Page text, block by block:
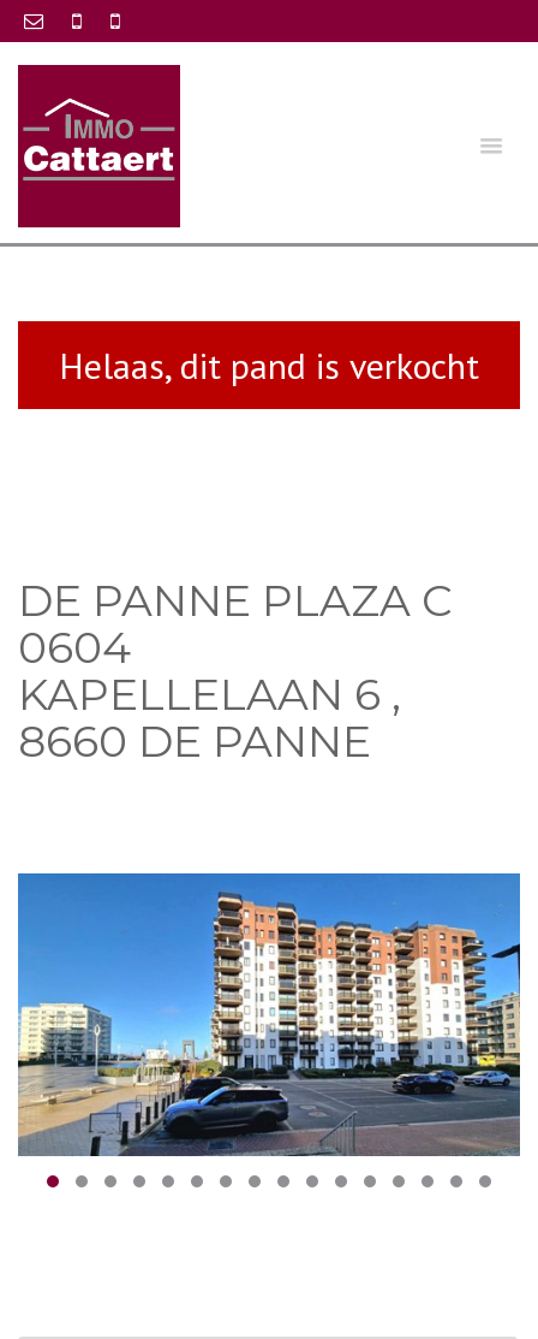
Helaas, dit pand is verkocht
DE PANNE PLAZA C
0604
KAPELLELAAN 6 ,
8660 DE PANNE